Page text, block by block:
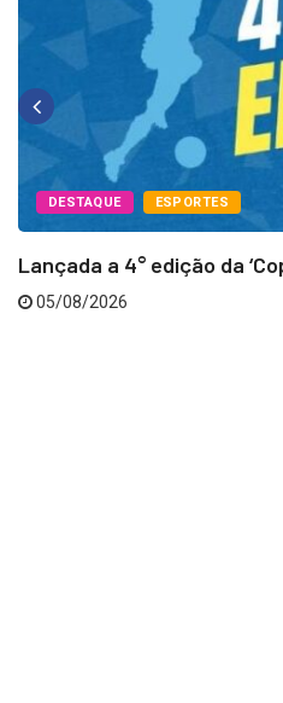
DESTAQUE ESPORTES
Lançada a 4° edição da
05/08/2026